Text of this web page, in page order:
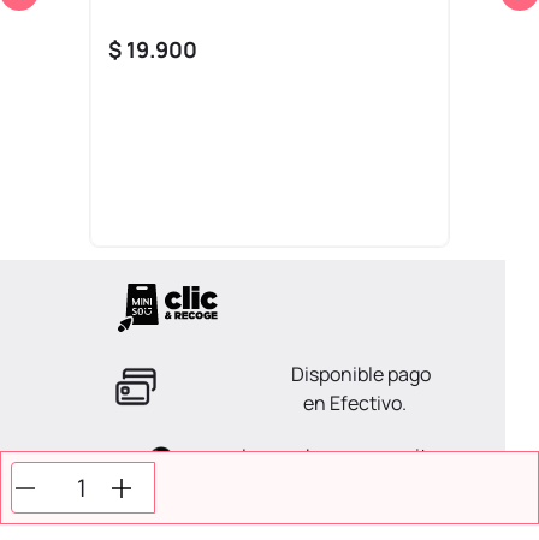
$ 19.900
Disponible pago
en Efectivo.
La ayuda que necesitas